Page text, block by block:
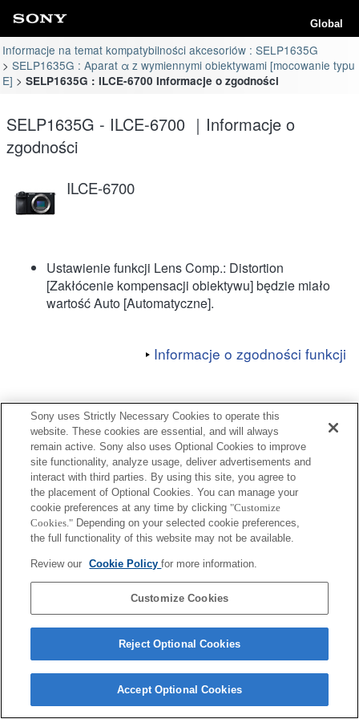
Global
Informacje na temat kompatybilności akcesoriów : SELP1635G
SELP1635G : Aparat α z wymiennymi obiektywami [mocowanie typu
E]
SELP1635G : ILCE-6700 Informacje o zgodności
SELP1635G - ILCE-6700 ｜Informacje o
zgodności
ILCE-6700
Ustawienie funkcji Lens Comp.: Distortion
[Zakłócenie kompensacji obiektywu] będzie miało
wartość Auto [Automatyczne].
Informacje o zgodności funkcji
Terms of Use Contact Us
Copyright 2026 Sony Corporation
Sony uses Strictly Necessary Cookies to operate this
website. These cookies are essential, and will always
remain active. Sony also uses Optional Cookies to improve
site functionality, analyze usage, deliver advertisements and
interact with third parties. By using this site, you agree to
the placement of Optional Cookies. You can manage your
cookie preferences at any time by clicking "Customize
Cookies." Depending on your selected cookie preferences,
the full functionality of this website may not be available.
Review our Cookie Policyfor more information.
Customize Cookies
Reject Optional Cookies
Accept Optional Cookies